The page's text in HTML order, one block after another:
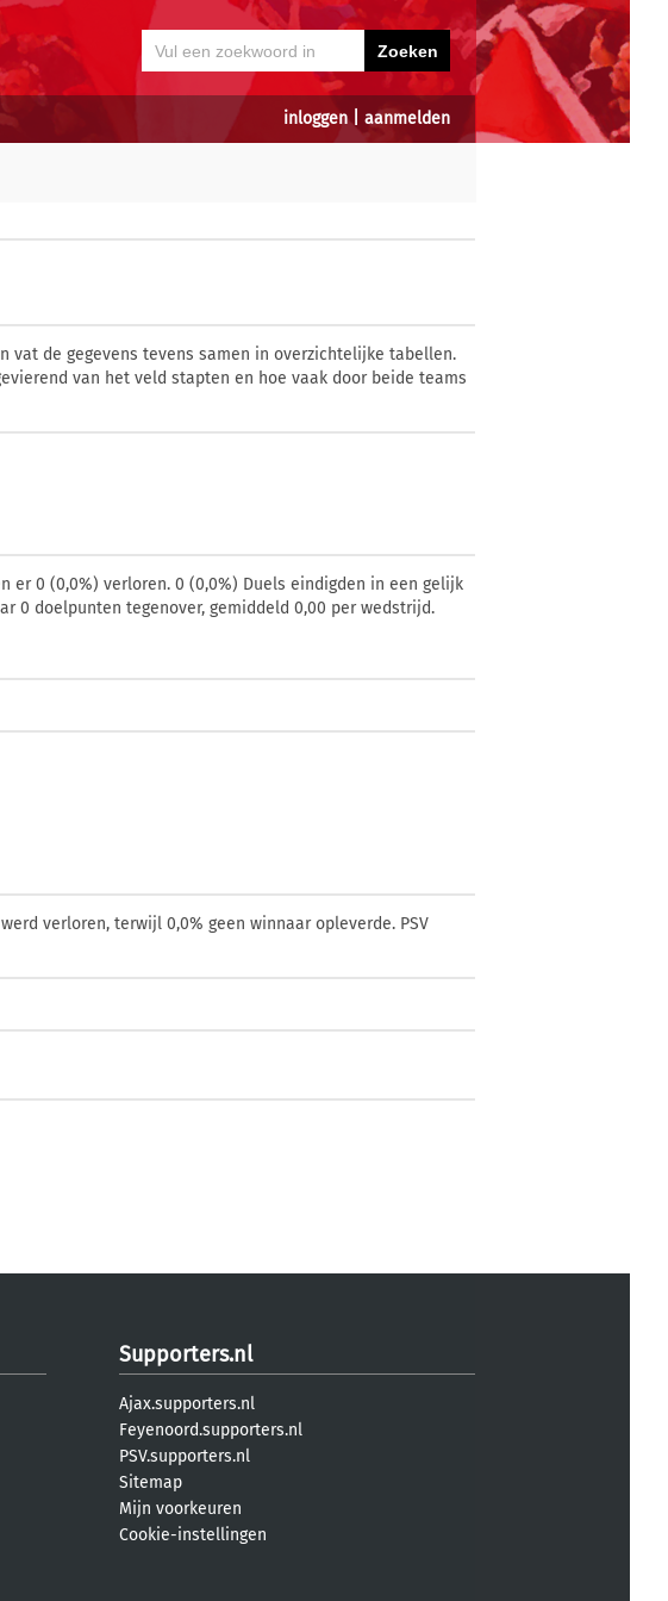
inloggen| aanmelden
vat de gegevens tevens samen in overzichtelijke tabellen.
van het veld stapten en hoe vaak door beide teams
er 0 (0,0%) verloren. 0 (0,0%) Duels eindigden in een gelijk
0 doelpunten tegenover, gemiddeld 0,00 per wedstrijd.
verloren, terwijl 0,0% geen winnaar opleverde. PSV
Supporters.nl
Ajax.supporters.nl
Feyenoord.supporters.nl
PSV.supporters.nl
Sitemap
Mijn voorkeuren
Cookie-instellingen